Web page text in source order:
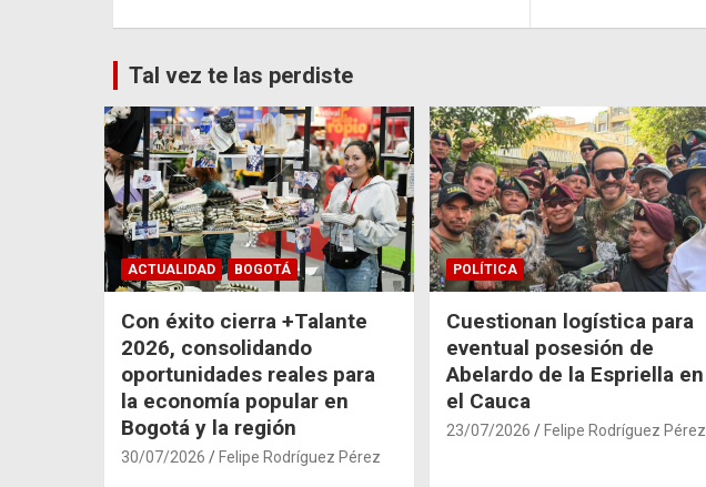
Tal vez te las perdiste
ACTUALIDAD BOGOTÁ
Con éxito cierra +Talante
2026, consolidando
oportunidades reales para
la economía popular en
Bogotá y la región
30/07/2026 Felipe Rodríguez Pérez
POLÍTICA
Cuestionan logística para
eventual posesión de
Abelardo de la Espriella en
el Cauca
23/07/2026 Felipe Rodríguez Pérez